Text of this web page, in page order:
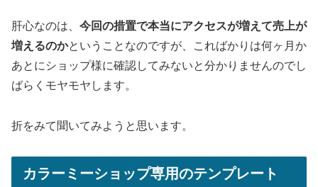
肝心なのは、 今回の措置で本当にアクセスが増えて売上が
増えるのかということなのですが、こればかりは何ヶ月か
あとにショップ様に確認してみないと分かりませんのでし
ばらくモヤモヤします。
折をみて聞いてみようと思います。
カラーミーショップ専用のテンプレート